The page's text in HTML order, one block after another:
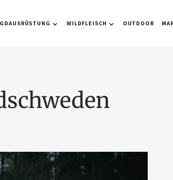
WILDFLEISCH OUTDOOR